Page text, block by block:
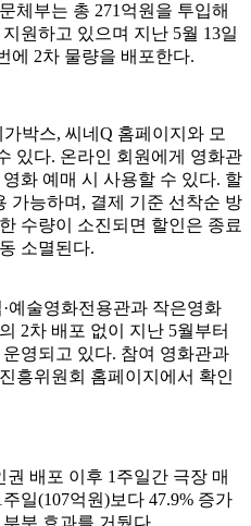
체부는 총 271억원을 투입해
원하고 있으며 지난 5월 13일
에 2차 물량을 배포한다.
박스, 씨네Q 홈페이지와 모
있다. 온라인 회원에게 영화관
화 예매 시 사용할 수 있다. 할
가능하며, 결제 기준 선착순 방
수량이 소진되면 할인은 종료
소멸된다.
예술영화전용관과 작은영화
2차 배포 없이 지난 5월부터
영되고 있다. 참여 영화관과
흥위원회 홈페이지에서 확인
배포 이후 1주일간 극장 매
일(107억원)보다 47.9% 증가